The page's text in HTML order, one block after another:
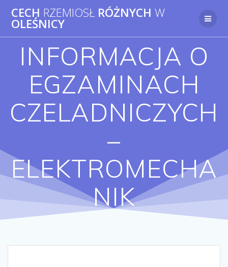
Przejdź
do
CECH RZEMIOSŁ RÓŻNYCH W
OLEŚNICY
INFORMACJA O
EGZAMINACH
CZELADNICZYCH
–
ELEKTROMECHA
NIK